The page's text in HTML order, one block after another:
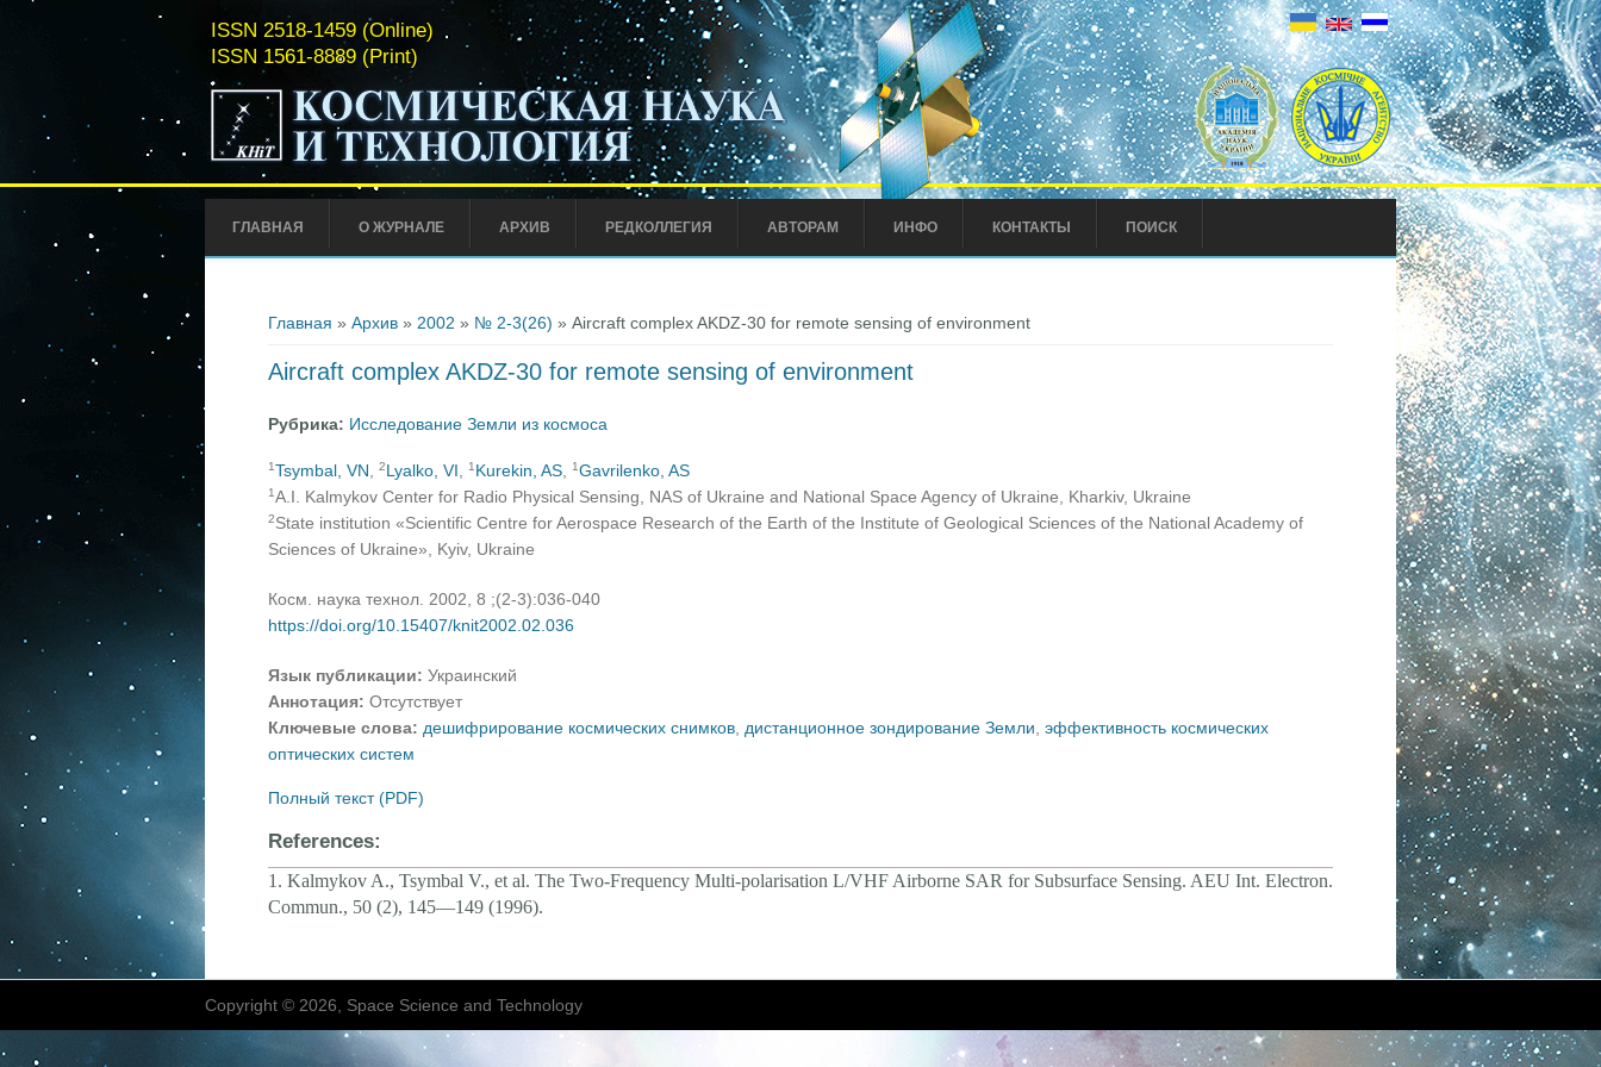
ISSN 2518-1459 (Online)
ISSN 1561-8889 (Print)
ГЛАВНАЯ О ЖУРНАЛЕ АРХИВ РЕДКОЛЛЕГИЯ АВТОРАМ ИНФО КОНТАКТЫ ПОИСК
Главная » Архив» 2002 » № 2-3(26) » Aircraft complex AKDZ-30 for remote sensing of environment
Aircraft complex AKDZ-30 for remote sensing of environment
Рубрика: Исследование Земли из космоса
1Tsymbal, VN, 2Lyalko, VI, 1 Kurekin, AS, 1Gavrilenko, AS
1A.I. Kalmykov Center for Radio Physical Sensing, NAS of Ukraine and National Space Agency of Ukraine, Kharkiv, Ukraine
2State institution «Scientific Centre for Aerospace Research of the Earth of the Institute of Geological Sciences of the National Academy of
Sciences of Ukraine», Kyiv, Ukraine
Косм. наука технол. 2002, 8 ;(2-3):036-040
https://doi.org/10.15407/knit2002.02.036
Язык публикации: Украинский
Аннотация: Отсутствует
Ключевые слова: дешифрирование космических снимков, дистанционное зондирование Земли, эффективность космических
оптических систем
Полный текст (PDF)
References:
1. Kalmykov A., Tsymbal V., et al. The Two-Frequency Multi-polarisation L/VHF Airborne SAR for Subsurface Sensing. AEU Int. Electron.
Commun., 50(2), 145—149 (1996).
Copyright © 2026, Space Science and Technology